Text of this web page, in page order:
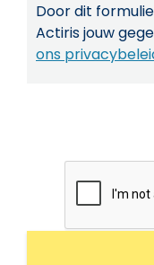
Door dit
Actiris jouw
ons